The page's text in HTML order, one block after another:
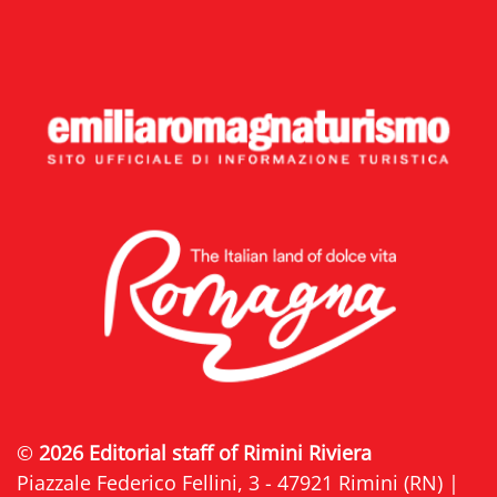
© 2026 Editorial staff of Rimini Riviera
Piazzale Federico Fellini, 3 - 47921 Rimini (RN) |